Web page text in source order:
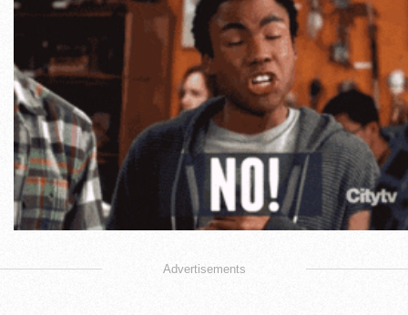
Advertisements